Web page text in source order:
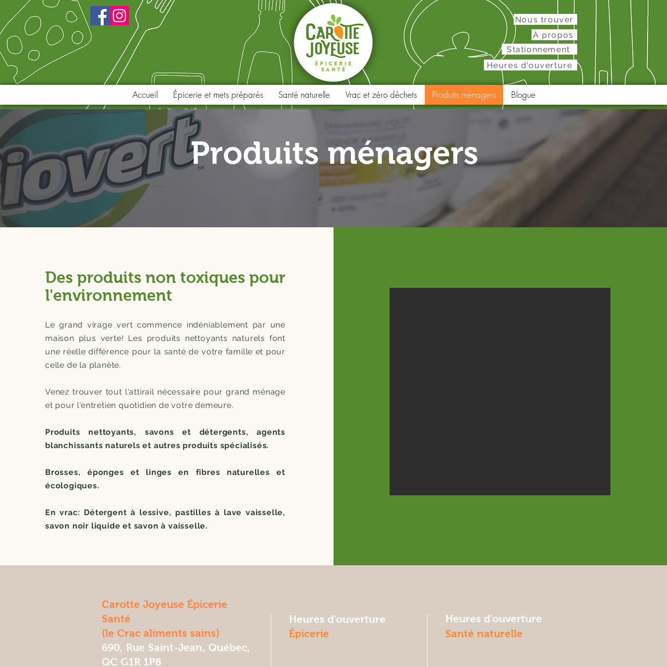
Nous trouver
À propos
Stationnement
Heures d'ouverture
Accueil Épicerie et mets préparés Santé naturelle Vrac et zéro déchets Produits ménagers Blogue
Produits ménagers
Des produits non toxiques pour
l'environnement
Le grand virage vert commence indéniablement par une
maison plus verte! Les produits nettoyants naturels font
une réelle différence pour la santé de votre famille et pour
celle de la planète.
Venez trouver tout l'attirail nécessaire pour grand ménage
et pour l'entretien quotidien de votre demeure.
Produits nettoyants, savons et détergents, agents
blanchissants naturels et autres produits spécialisés.
Brosses, éponges et linges en fibres naturelles et
écologiques.
En vrac: Détergent à lessive, pastilles à lave vaisselle,
savon noir liquide et savon à vaisselle.
Carotte Joyeuse Épicerie
Santé
(le Crac aliments sains)
690, Rue Saint-Jean, Québec,
QC G1R 1P8
Heures d'ouverture
Épicerie
Heures d'ouverture
Santé naturelle